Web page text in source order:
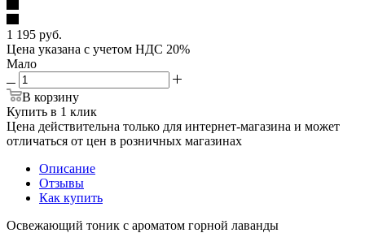
1 195 руб.
Цена указана с учетом НДС 20%
Мало
В корзину
Купить в 1 клик
Цена действительна только для интернет-магазина и может
отличаться от цен в розничных магазинах
Описание
Отзывы
Как купить
Освежающий тоник с ароматом горной лаванды